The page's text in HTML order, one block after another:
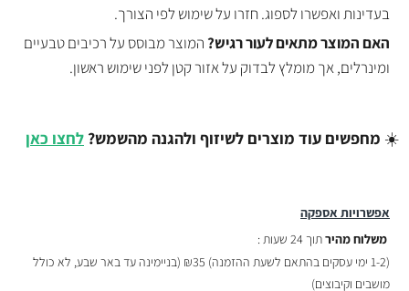
אפשרויות אספקה
משלוח מהירתוך 24 שעות :
(1-2 ימי עסקים בהתאם לשעת ההזמנה)
₪35 (בניימינה עד באר שבע, לא כולל
מושבים וקיבוצים)
☀️ מחפשים עוד מוצרים לשיזוף ולהגנה מהשמש? לחצו כאן
בעדינות ואפשרו לספוג. חזרו על שימוש לפי הצורך.
האם המוצר מתאים לעור רגיש? המוצר מבוסס על רכיבים טבעיים
ומינרלים, אך מומלץ לבדוק על אזור קטן לפני שימוש ראשון.